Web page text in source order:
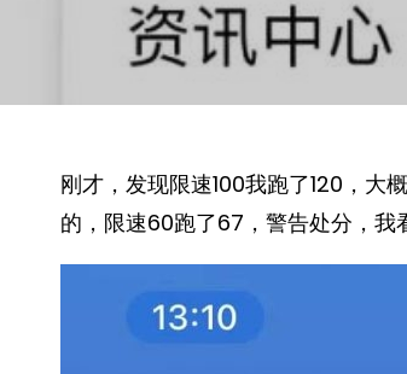
刚才，发现限速100我跑了120，大
的，限速60跑了67，警告处分，我